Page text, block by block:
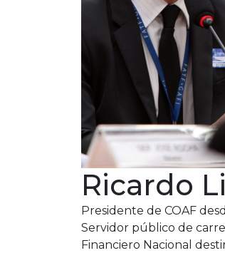
Ricardo
Presidente de COAF
Servidor público de
Financiero Nacional